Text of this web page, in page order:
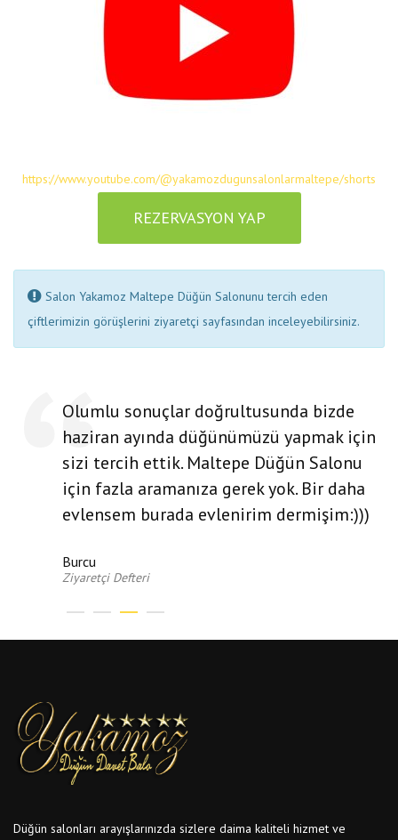
https://www.youtube.com/@yakamozdugunsalonlarmaltepe/shorts
REZERVASYON YAP
Salon Yakamoz Maltepe Düğün Salonunu tercih eden
çiftlerimizin görüşlerini ziyaretçi sayfasından inceleyebilirsiniz.
Olumlu sonuçlar doğrultusunda bizde
haziran ayında düğünümüzü yapmak için
sizi tercih ettik. Maltepe Düğün Salonu
için fazla aramanıza gerek yok. Bir daha
evlensem burada evlenirim dermişim:)))
Burcu
Ziyaretçi Defteri
Düğün salonları arayışlarınızda sizlere daima kaliteli hizmet ve